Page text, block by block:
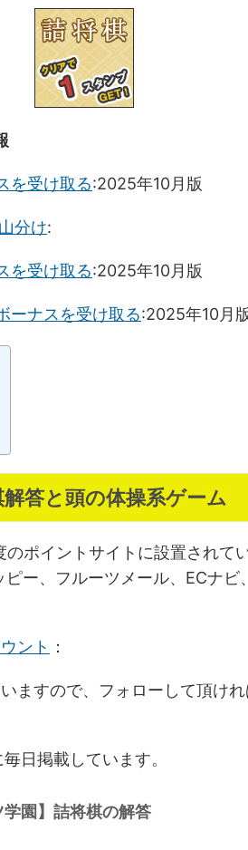
を受け取る:2025年10月版
分け:
を受け取る:2025年10月版
ーナスを受け取る:2025年10月
答と頭の体操系ゲーム
ポイントサイトに設置されて
ー、フルーツメール、ECナビ
ント ：
ますので、フォローして頂け
日掲載しています。
園】詰将棋の解答